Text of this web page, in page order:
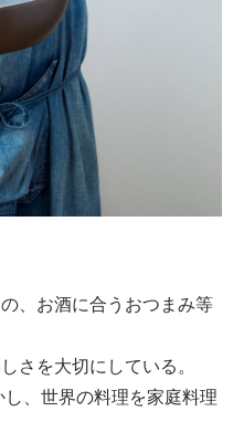
、お酒に合うおつまみ等
さを大切にしている。
、世界の料理を家庭料理